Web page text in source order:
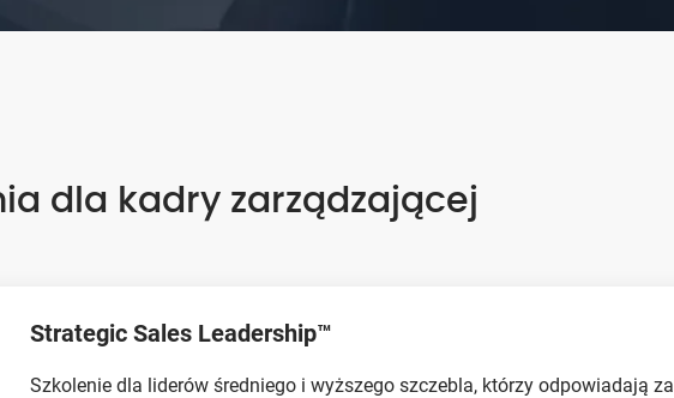
dla kadry zarządzającej
Strategic Sales Leadership™
Szkolenie dla liderów średniego i wyższego szczebla, którzy odpowiadają za